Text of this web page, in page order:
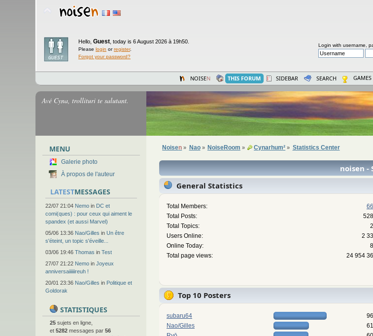
Hello, Guest today is 6 August 2026 à 19h50.
Please login orregister.
Forgot your password?
Login with username,
NOISEN THIS FORUM SIDEBAR SEARCH GAMES
Avé Cyna, trollituri te salutant.
MENU
Galerie photo
À propos de l'auteur
LATESTMESSAGES
22/07 21:04 Nemo in DC et
comi(ques) : pour ceux qui aiment le
spandex (et aussi Marvel)
05/06 13:36 Nao/Gilles in Un être
s'éteint, un topic s'éveille...
03/06 19:46 Thomas in Test
27/07 21:22 Nemo in Joyeux
anniversaiiiiiireuh !
20/01 23:36 Nao/Gilles in Politique et
Goldorak
STATISTIQUES
25 sujets en ligne,
et 5282 messages par 56
Noisen » Nao» NoiseRoom » Cynarhum² » Statistics Center
noisen -
General Statistics
Total Members:
Total Posts:
Total Topics:
Users Online:
2
Online Today:
Total page views:
24 954
Top 10 Posters
subaru64
Nao/Gilles